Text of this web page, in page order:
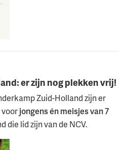
er zijn nog plekken vrij!
Zuid-Holland zijn er
jongens én meisjes van 7
die lid zijn van de NCV.